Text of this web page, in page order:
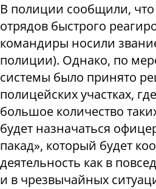
В полиции сообщили, что
отрядов быстрого
командиры носили
полиции). Однако, по
системы было принято
полицейских участках,
большое количество
будет назначаться
пакад», который будет
деятельность как в
и в чрезвычайных